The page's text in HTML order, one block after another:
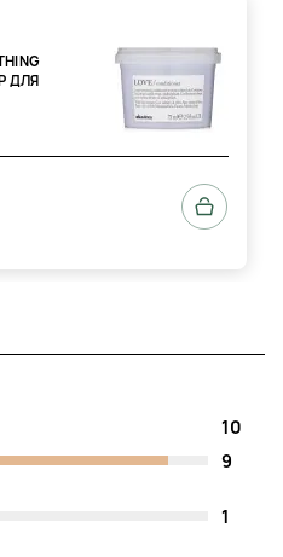
ДЛЯ
10
9
1